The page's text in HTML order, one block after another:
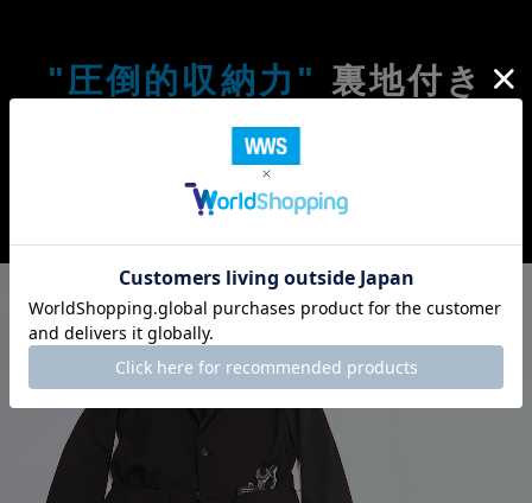
"圧倒的収納力" 裏地付き
"超軽量"裏地なし
あなたならどっち？